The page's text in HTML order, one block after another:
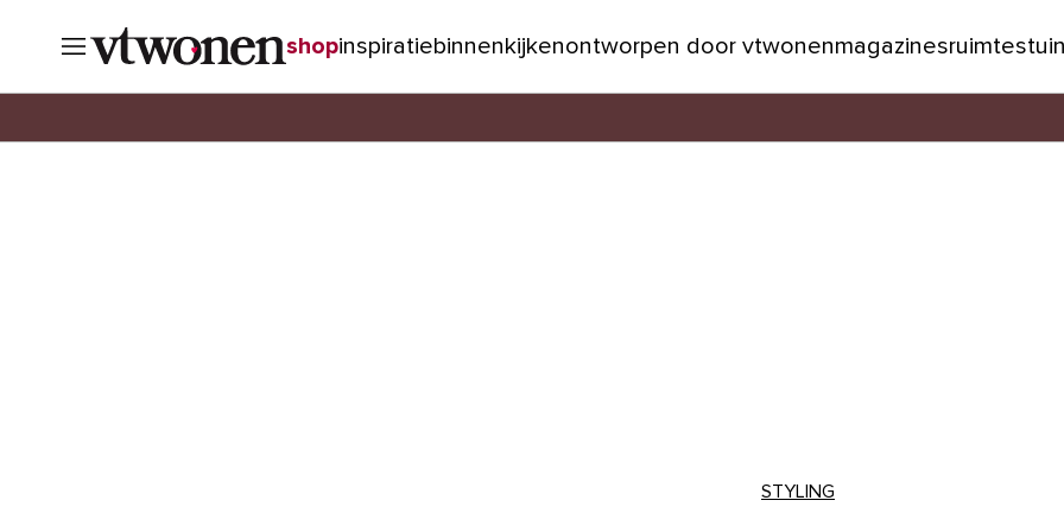
shopinspiratiebinnenkijkenontworpen door vtwonenmagazinesruimtestuin
STYLING